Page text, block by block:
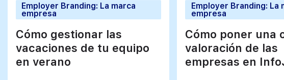
Employer Branding: La marca
empresa
Cómo gestionar las
vacaciones de tu equipo
en verano
Employer Branding: La
empresa
Cómo poner una
valoración de las
empresas en